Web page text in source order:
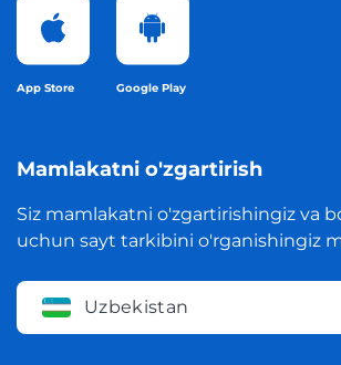
App Store Google Play
Mamlakatni o'zgartirish
Siz mamlakatni o'zgartirishingiz va
uchun sayt tarkibini o'rganishingiz
Uzbekistan